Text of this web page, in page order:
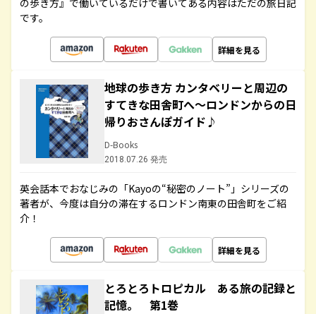
の歩き方』で働いているだけで書いてある内容はただの旅日記
です。
詳細を見る
地球の歩き方 カンタベリーと周辺の
すてきな田舎町へ～ロンドンからの日
帰りおさんぽガイド♪
D-Books
2018.07.26 発売
英会話本でおなじみの「Kayoの“秘密のノート”」シリーズの
著者が、今度は自分の滞在するロンドン南東の田舎町をご紹
介！
詳細を見る
とろとろトロピカル ある旅の記録と
記憶。 第1巻